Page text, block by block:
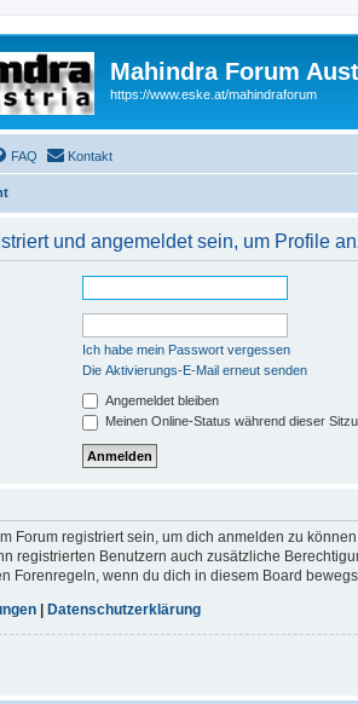
Mahindra Forum
https://www.eske.at/mahindraforum
FAQ Kontakt
und angemeldet sein, um Profile
Ich habe mein Passwort vergessen
Die Aktivierungs-E-Mail erneut senden
Angemeldet bleiben
Meinen Online-Status während dieser
Forum registriert sein, um dich anmelden zu
registrierten Benutzern auch zusätzliche
Forenregeln, wenn du dich in diesem Board
Datenschutzerklärung